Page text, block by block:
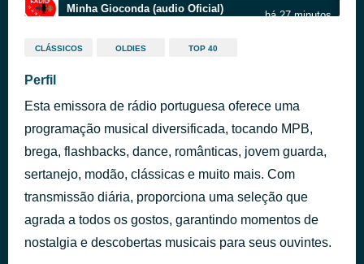
Minha Gioconda (audio Oficial)
há 27 minutos
Rebeca Lindsay LANÇAMENTO
Essa Mulher e Fogo
Jorge Pacheco
RM + 60 anos
há 55 minutos
CLÁSSICOS OLDIES TOP 40
Perfil
Esta emissora de rádio portuguesa oferece uma
programação musical diversificada, tocando MPB,
brega, flashbacks, dance, românticas, jovem guarda,
sertanejo, modão, clássicas e muito mais. Com
transmissão diária, proporciona uma seleção que
agrada a todos os gostos, garantindo momentos de
nostalgia e descobertas musicais para seus ouvintes.